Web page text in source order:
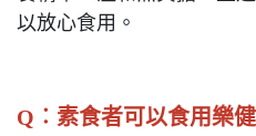
以放心食用。
Q︰ 素食者可以食用樂